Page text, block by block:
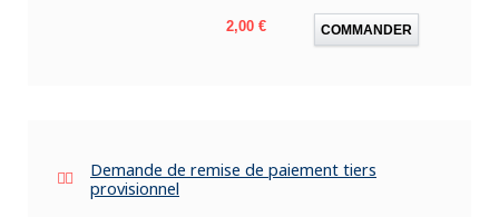
Prix
2,00 € COMMANDER
Demande de remise de paiement tiers
provisionnel